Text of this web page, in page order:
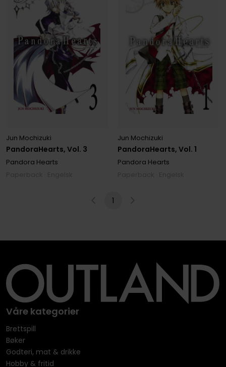
PandoraHearts, Vol. 3
Jun Mochizuki
Pandora Hearts
PandoraHearts, Vol. 1
Jun Mochizuki
Pandora Hearts
1
Våre kategorier
Brettspill
Bøker
Godteri, mat & drikke
Hobby & fritid